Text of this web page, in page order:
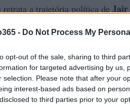
- Do Not Process My
opt-out of the sale, sharing to third
for targeted advertising by us,
selection. Please note that after your
interest-based ads based on
to third parties prior to your
retrata a trajetória política de Jair
cerca de R$ 2 milhões
à produtoraGo Up